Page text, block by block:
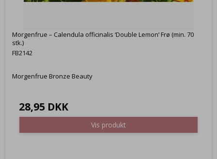
Morgenfrue – Calendula officinalis ‘Double Lemon’ Frø (min. 70
stk.)
FB2142
Morgenfrue Bronze Beauty
28,95 DKK
Vis produkt